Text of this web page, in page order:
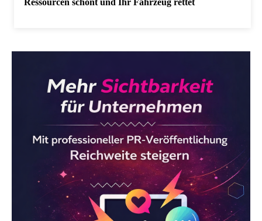
Ressourcen schont und Ihr Fahrzeug rettet